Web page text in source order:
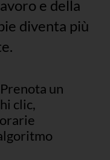
e della
diventa più
un
clic,